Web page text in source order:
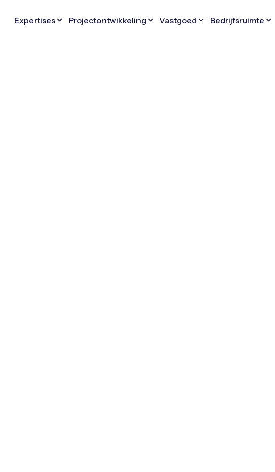
Expertises Projectontwikkeling Vastgoed Bedrijfsruimte